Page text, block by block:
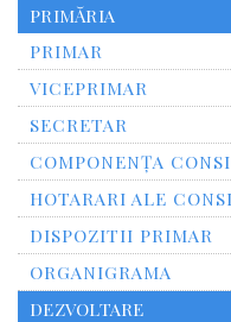
PRIMĂRIA
PRIMAR
VICEPRIMAR
SECRETAR
COMPONENȚA
HOTARARI ALE
DISPOZITII PRIMAR
ORGANIGRAMA
DEZVOLTARE